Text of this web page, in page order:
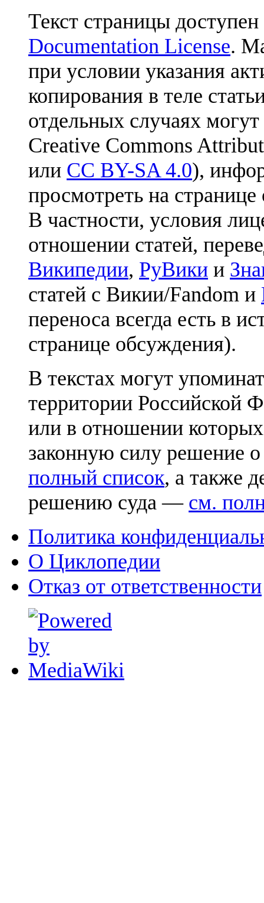
Текст страницы
Documentation License.
при условии указания
копирования в теле
отдельных случаях
Creative Commons
или CC BY-SA 4.0),
просмотреть на
В частности, условия
отношении статей,
Википедии, РуВики и
статей с Викии/Fandom и
переноса всегда есть в
странице обсуждения).
В текстах могут
территории Российской
или в отношении
законную силу решение
полный список, а также
решению суда — см.
Политика
О Циклопедии
Отказ от ответственности